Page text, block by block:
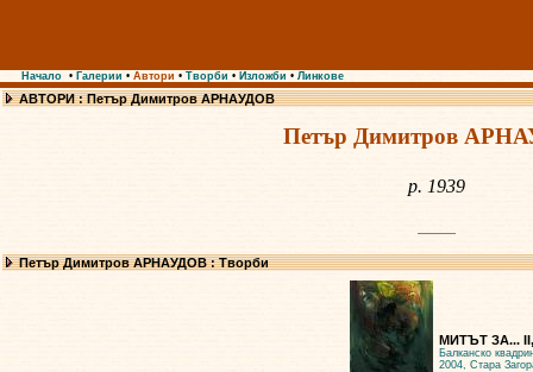
Начало • Галерии • Автори • Творби • Изложби • Линкове
АВТОРИ : Петър Димитров АРНАУДОВ
Петър Димитров
р. 1939
Петър Димитров АРНАУДОВ : Творби
МИТЪТ ЗА... II,
Балканско
2004, Стара